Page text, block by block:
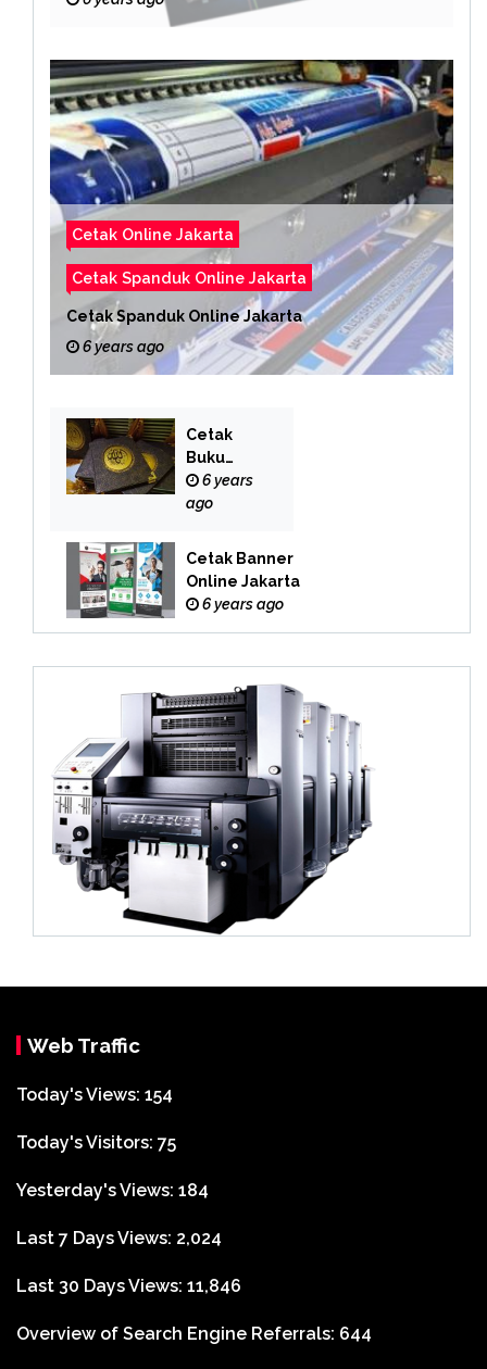
Cetak Online Jakarta
Cetak Spanduk Online Jakarta
Cetak Spanduk Online Jakarta
6 years ago
Cetak
Buku
Yasin
Online
6 years
ago
Cetak Banner
Online Jakarta
6 years ago
Web Traffic
Today's Views: 154
Today's Visitors: 75
Yesterday's Views: 184
Last 7 Days Views: 2,024
Last 30 Days Views: 11,846
Overview of Search Engine Referrals: 644